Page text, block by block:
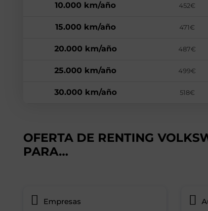
10.000 km/año
452€
15.000 km/año 471€
20.000 km/año 487€
25.000 km/año 499€
30.000 km/año 518€
OFERTA DE RENTING
PARA…
Empresas